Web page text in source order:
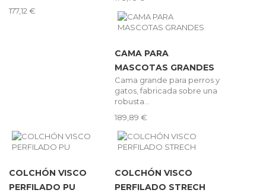
177,12 €
CAMA PARA
MASCOTAS GRANDES
Cama grande para perros y
gatos, fabricada sobre una
robusta...
189,89 €
COLCHÓN VISCO
PERFILADO PU
COLCHÓN VISCO
PERFILADO STRECH